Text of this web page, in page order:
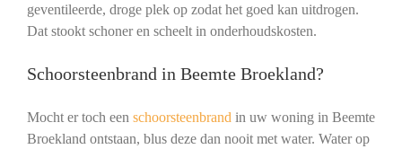
geventileerde, droge plek op zodat het goed kan uitdrogen.
Dat stookt schoner en scheelt in onderhoudskosten.
Schoorsteenbrand in Beemte Broekland?
Mocht er toch een schoorsteenbrand in uw woning in Beemte
Broekland ontstaan, blus deze dan nooit met water. Water op